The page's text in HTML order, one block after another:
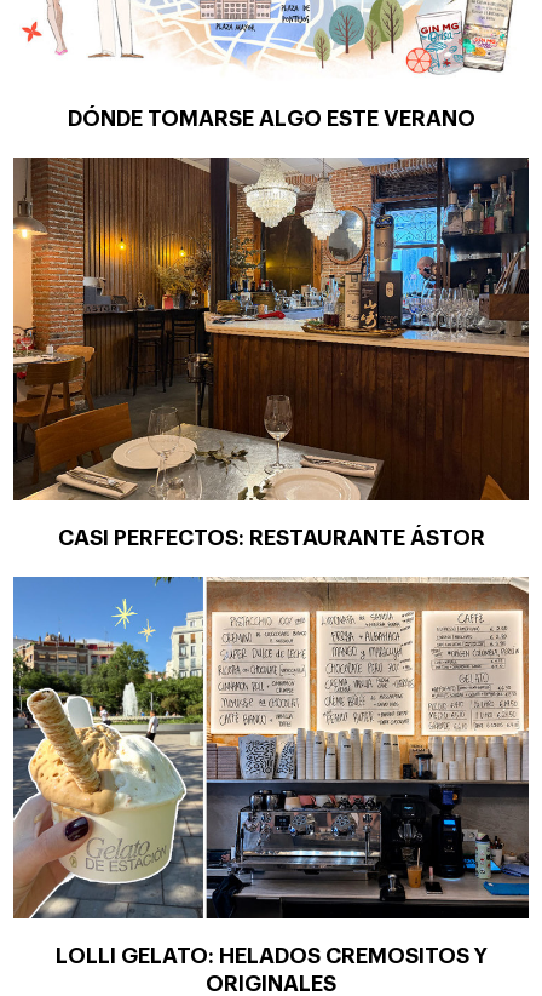
DÓNDE TOMARSE ALGO ESTE VERANO
CASI PERFECTOS: RESTAURANTE ÁSTOR
LOLLI GELATO: HELADOS CREMOSITOS Y
ORIGINALES